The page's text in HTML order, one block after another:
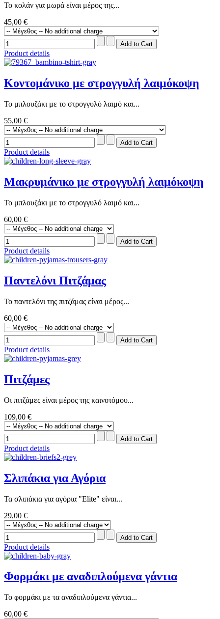
Το κολάν για μωρά είναι μέρος της...
45,00 €
Product details
Κοντομάνικο με στρογγυλή λαιμόκοψη
Το μπλουζάκι με το στρογγυλό λαιμό και...
55,00 €
Product details
Μακρυμάνικο με στρογγυλή λαιμόκοψη
Το μπλουζάκι με το στρογγυλό λαιμό και...
60,00 €
Product details
Παντελόνι Πιτζάμας
Το παντελόνι της πιτζάμας είναι μέρος...
60,00 €
Product details
Πιτζάμες
Οι πιτζάμες είναι μέρος της καινοτόμου...
109,00 €
Product details
Σλιπάκια για Αγόρια
Τα σλιπάκια για αγόρια "Elite" είναι...
29,00 €
Product details
Φορμάκι με αναδιπλούμενα γάντια
Το φορμάκι με τα αναδιπλούμενα γάντια...
60,00 €